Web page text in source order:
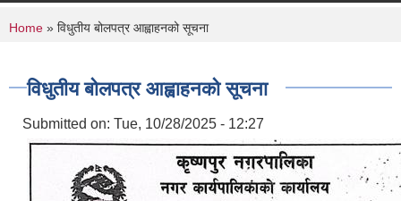
You are here
Home » विधुतीय बोलपत्र आह्वाहनको सूचना
विधुतीय बोलपत्र आह्वाहनको सूचना
Submitted on: Tue, 10/28/2025 - 12:27